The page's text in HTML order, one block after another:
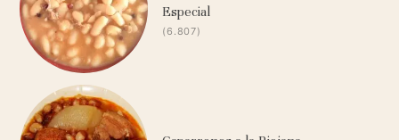
Especial
(6.807)